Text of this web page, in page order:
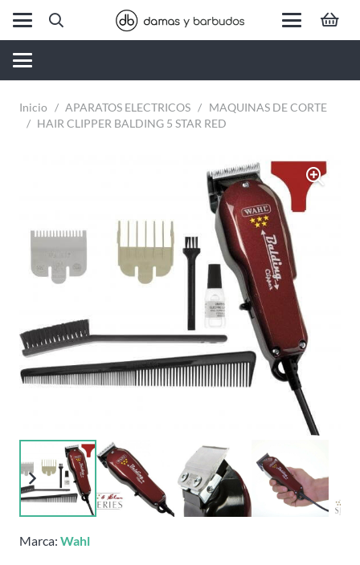
Inicio / APARATOS ELECTRICOS / MAQUINAS DE CORTE
/ HAIR CLIPPER BALDING 5 STAR RED
Marca: Wahl